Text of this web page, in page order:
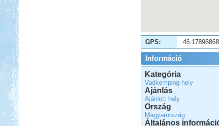
GPS:
Információ
Kategória
Vadkemping hely
Ajánlás
Ajánlott hely
Ország
Magyarország
Általános